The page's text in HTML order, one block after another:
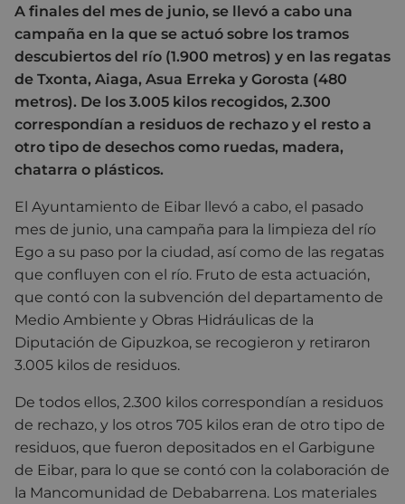
A finales del mes de junio, se llevó a cabo una
campaña en la que se actuó sobre los tramos
descubiertos del río (1.900 metros) y en las regatas
de Txonta, Aiaga, Asua Erreka y Gorosta (480
metros). De los 3.005 kilos recogidos, 2.300
correspondían a residuos de rechazo y el resto a
otro tipo de desechos como ruedas, madera,
chatarra o plásticos.
El Ayuntamiento de Eibar llevó a cabo, el pasado
mes de junio, una campaña para la limpieza del río
Ego a su paso por la ciudad, así como de las regatas
que confluyen con el río. Fruto de esta actuación,
que contó con la subvención del departamento de
Medio Ambiente y Obras Hidráulicas de la
Diputación de Gipuzkoa, se recogieron y retiraron
3.005 kilos de residuos.
De todos ellos, 2.300 kilos correspondían a residuos
de rechazo, y los otros 705 kilos eran de otro tipo de
residuos, que fueron depositados en el Garbigune
de Eibar, para lo que se contó con la colaboración de
la Mancomunidad de Debabarrena. Los materiales